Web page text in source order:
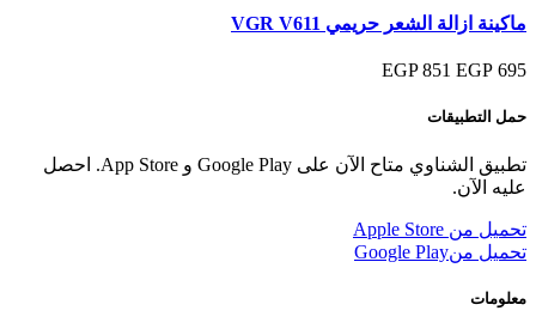
ماكينة ازالة الشعر حريمي VGR V611
695 EGP
851 EGP
حمل التطبيقات
تطبيق الشناوي متاح الآن على Google Play و App Store. احصل
عليه الآن.
تحميل من Apple Store
تحميل منGoogle Play
معلومات